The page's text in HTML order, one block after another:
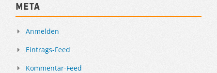
Meta
Anmelden
Eintrags-Feed
Kommentar-Feed